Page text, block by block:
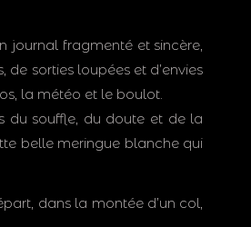
journal fragmenté et sincère,
de sorties loupées et d’envies
la météo et le boulot.
du souffle, du doute et de la
belle meringue blanche qui
dans la montée d’un col,